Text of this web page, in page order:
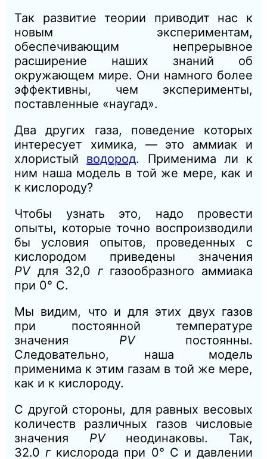
Так развитие теории приводит нас к
новым экспериментам,
обеспечивающим непрерывное
расширение наших знаний об
окружающем мире. Они намного более
эффективны, чем эксперименты,
поставленные «наугад».
Два других газа, поведение которых
интересует химика, — это аммиак и
хлористый водород. Применима ли к
ним наша модель в той же мере, как и
к кислороду?
Чтобы узнать это, надо провести
опыты, которые точно воспроизводили
бы условия опытов, проведенных с
кислородом приведены значения
PV для 32,0 г газообразного аммиака
при 0° С.
Мы видим, что и для этих двух газов
при постоянной температуре
значения PV постоянны.
Следовательно, наша модель
применима к этим газам в той же мере,
как и к кислороду.
С другой стороны, для равных весовых
количеств различных газов числовые
значения PV неодинаковы. Так,
32.0г кислорода при 0° С и давлении